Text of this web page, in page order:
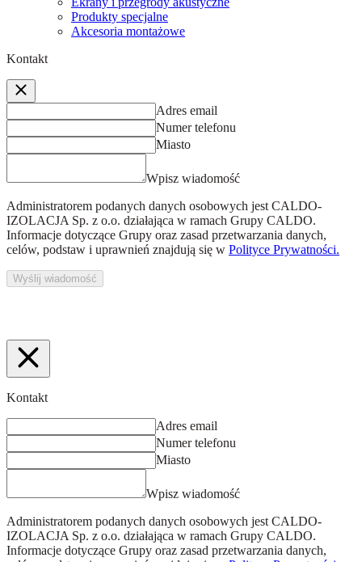
Produkty specjalne
Akcesoria montażowe
Kontakt
Adres email
Numer telefonu
Miasto
Wpisz wiadomość
Administratorem podanych danych osobowych jest CALDO-
IZOLACJA Sp. z o.o. działająca w ramach Grupy CALDO.
Informacje dotyczące Grupy oraz zasad przetwarzania danych,
celów, podstaw i uprawnień znajdują się w Polityce Prywatności.
Wyślij wiadomość
Kontakt
Adres email
Numer telefonu
Miasto
Wpisz wiadomość
Administratorem podanych danych osobowych jest CALDO-
IZOLACJA Sp. z o.o. działająca w ramach Grupy CALDO.
Informacje dotyczące Grupy oraz zasad przetwarzania danych,